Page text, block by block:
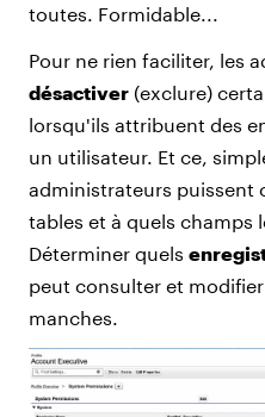
toutes. Formidable...
Pour ne rien faciliter, les
désactiver (exclure)
lorsqu'ils attribuent des
un utilisateur. Et ce,
administrateurs puissent
tables et à quels champs
Déterminer quels
peut consulter et
manches.